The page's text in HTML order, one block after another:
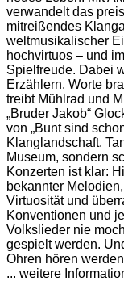
verwandelt das
mitreißendes
weltmusikalischer
hochvirtuos – und
Spielfreude. Dabei
Erzählern. Worte
treibt Mühlrad und
„Bruder Jakob“
von „Bunt sind
Klanglandschaft.
Museum, sondern
Konzerten ist klar:
bekannter
Virtuosität und
Konventionen und
Volkslieder nie
gespielt werden.
Ohren hören
... weitere